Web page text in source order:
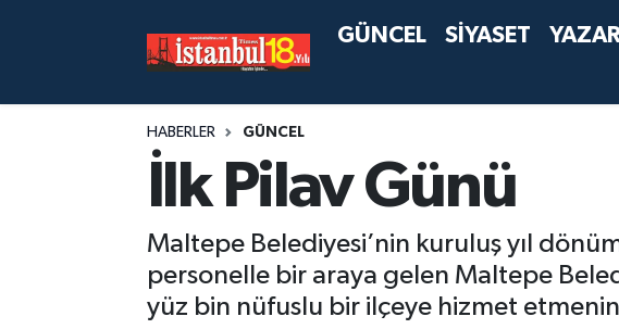
GÜNCEL SİYASET
HABERLER GÜNCEL
İlk Pilav Günü
Maltepe Belediyesi’nin kuruluş yıl
personelle bir araya gelen Maltepe
yüz bin nüfuslu bir ilçeye hizmet